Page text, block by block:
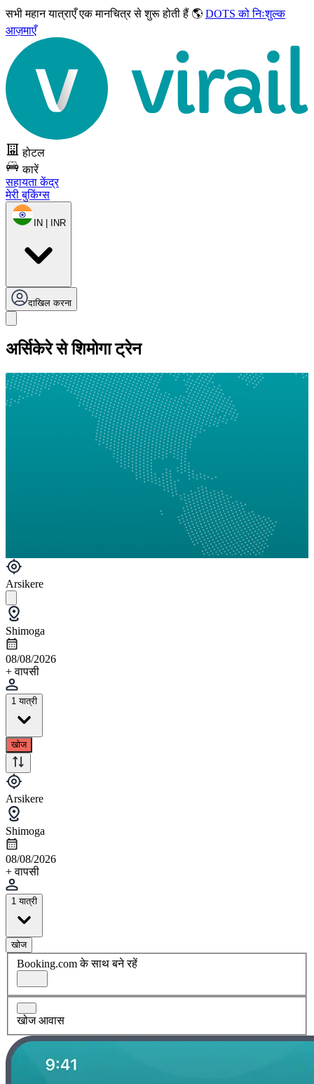
सभी महान यात्राएँएक मानचित्र से शुरू होती हैं 🌎 DOTS को निःशुल्क
आज़माएँ
होटल
कारें
सहायता केंद्र
मेरी बुकिंग्स
IN | INR
दाखिल करना
अर्सिकेरे से शिमोगा ट्रेन
Arsikere
Shimoga
08/08/2026
+ वापसी
1 यात्री
खोज
Arsikere
Shimoga
08/08/2026
+ वापसी
1 यात्री
खोज
Booking.com के साथ बने रहें
खोज आवास